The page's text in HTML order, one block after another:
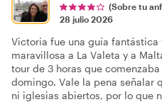
(Sobre tu
28 julio 2026
Victoria fue una guía
maravillosa a La Valeta y a
tour de 3 horas que
domingo. Vale la pena señalar
ni iglesias abiertos, por lo que